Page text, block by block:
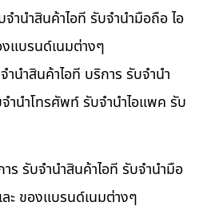
ำนำสินค้าไอที รับจำนำมือถือ ไอ
แบรนด์เนมต่างๆ
นำสินค้าไอที บริการ รับจำนำ
ำนำโทรศัพท์ รับจำนำไอแพค รับ
รับจำนำสินค้าไอที รับจำนำมือ
ะ ของแบรนด์เนมต่างๆ